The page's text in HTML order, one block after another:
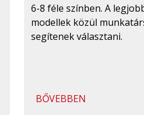
6-8 féle színben. A
modellek közül
segítenek választani.
BŐVEBBEN